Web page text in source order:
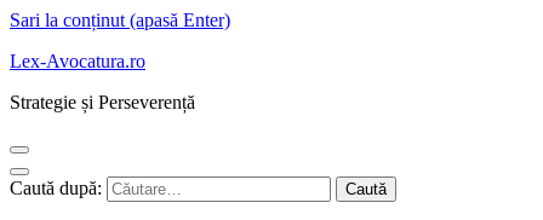
Sari la conținut (apasă Enter)
Lex-Avocatura.ro
Strategie și Perseverență
Caută după: